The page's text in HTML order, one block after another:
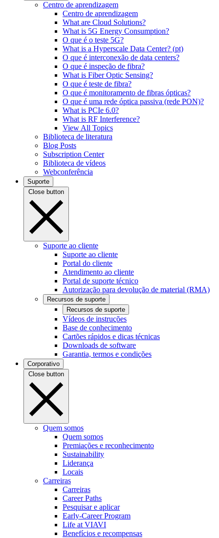
Centro de aprendizagem
Centro de aprendizagem
What are Cloud Solutions?
What is 5G Energy Consumption?
O que é o teste 5G?
What is a Hyperscale Data Center? (pt)
O que é interconexão de data centers?
O que é inspeção de fibra?
What is Fiber Optic Sensing?
O que é teste de fibra?
O que é monitoramento de fibras ópticas?
O que é uma rede óptica passiva (rede PON)?
What is PCIe 6.0?
What is RF Interference?
View All Topics
Biblioteca de literatura
Blog Posts
Subscription Center
Biblioteca de vídeos
Webconferência
Suporte
Close button
Suporte ao cliente
Suporte ao cliente
Portal do cliente
Atendimento ao cliente
Portal de suporte técnico
Autorização para devolução de material (RMA)
Recursos de suporte
Recursos de suporte
Vídeos de instruções
Base de conhecimento
Cartões rápidos e dicas técnicas
Downloads de software
Garantia, termos e condições
Corporativo
Close button
Quem somos
Quem somos
Premiações e reconhecimento
Sustainability
Liderança
Locais
Carreiras
Carreiras
Career Paths
Pesquisar e aplicar
Early-Career Program
Life at VIAVI
Benefícios e recompensas